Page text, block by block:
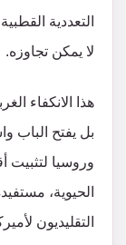
التعددية
لا يمكن تجاوزه.
​هذا الانكفاء
بل يفتح الباب
وروسيا لتثبيت
الحيوية،
التقليديون